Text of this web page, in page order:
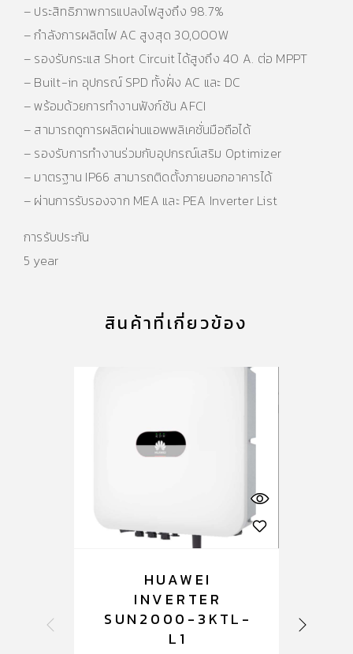
– ประสิทธิภาพการแปลงไฟสูงถึง 98.7%
– กำลังการผลิตไฟ AC สูงสุด 30,000W
– รองรับกระแส Short Circuit ได้สูงถึง 40 A. ต่อ MPPT
– Built-in อุปกรณ์ SPD ทั้งฝั่ง AC และ DC
– พร้อมด้วยการทำงานฟังก์ชัน AFCI
– สามารถดูการผลิตผ่านแอพพลิเคชั่นมือถือได้
– รองรับการทำงานร่วมกับอุปกรณ์เสริม Optimizer
– มาตรฐาน IP66 สามารถติดตั้งภายนอกอาคารได้
– ผ่านการรับรองจาก MEA และ PEA Inverter List
การรับประกัน
5 year
สินค้าที่เกี่ยวข้อง
HUAWEI
INVERTER
SUN2000-3KTL-
L1